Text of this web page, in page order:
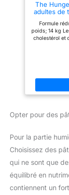
The
adultes de
Formule
poids; 14 kg
cholestérol et
Opter pour des
Pour la partie
Choisissez des
qui ne sont que
équilibré en
contiennent un